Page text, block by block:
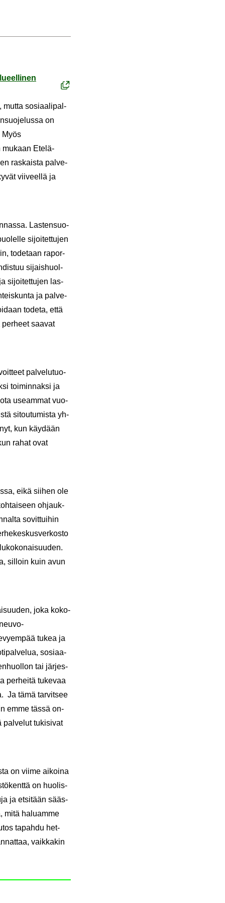
mutta so­si­aa­li­pal­
on
Myös
Etelä-​
ras­kais­ta pal­ve­
vii­veel­lä ja
Las­ten­suo­
si­joi­tet­tu­jen
to­de­taan ra­por­
si­jais­huol­
si­joi­tet­tu­jen las­
ja pal­ve­
to­de­ta, että
saa­vat
pal­ve­lu­tuo­
toi­min­nak­si ja
useam­mat vuo­
si­tou­tu­mis­ta yh­
kun käy­dään
rahat ovat
eikä sii­hen ole
oh­jauk­
so­vit­tui­hin
sil­loin kuin avun
joka ko­ko­
tukea ja
so­si­aa­
tai jär­jes­
per­hei­tä tu­ke­vaa
Ja tämä tar­vit­see
emme tässä on­
pal­ve­lut tu­ki­si­vat
on viime ai­koi­na
on huo­lis­
ja et­si­tään sääs­
mitä ha­luam­me
ta­pah­du het­
vaik­ka­kin